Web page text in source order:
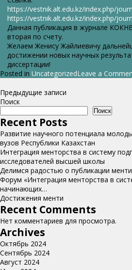
https://vestnik.alt.edu.kz/index.php/
https://vestnik.alt.edu.kz/index.php/
Данная публикация в журнале
вторая по счету.
Желаем Женису Жайлиевичу
достижении новых научных
диссертации!
Posted in UncategorizedLeave a
Навигация
по
записям
Предыдущие записи
Поиск
Поиск
Recent Posts
Развитие научного потенциала
вузов Республики Казахстан
Интеграция менторства в систему
исследователей высшей школы
Делимся радостью о публикации
Форум «Интеграция менторства в
начинающих…
Достижения менти
Recent Comments
Нет комментариев для просмотра.
Archives
Октябрь 2024
Сентябрь 2024
Август 2024